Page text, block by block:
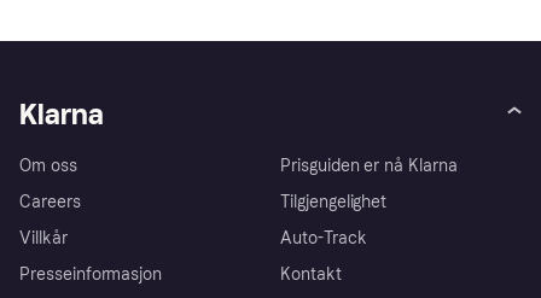
Klarna
Om oss
Careers
Villkår
Presseinformasjon
Prisguiden er nå Klarna
Tilgjengelighet
Auto-Track
Kontakt